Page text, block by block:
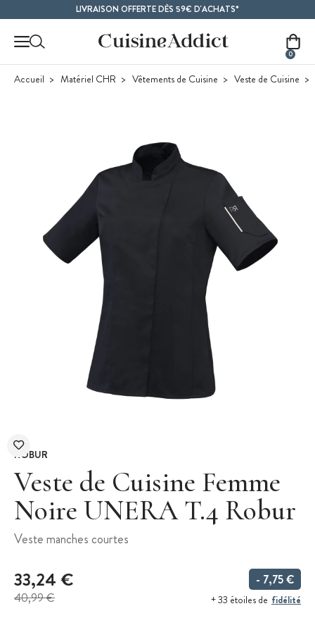
LIVRAISON OFFERTE DÈS 59€ D'ACHATS*
0
Accueil Matériel CHR Vêtements de Cuisine Veste de Cuisine
ROBUR
Veste de Cuisine Femme
Noire UNERA T.4 Robur
Veste manches courtes
33,24 €
40,99 €
- 7,75 €
+ 33 étoiles de fidélité